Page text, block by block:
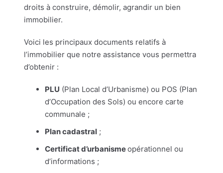
droits à construire, démolir, agrandir un bien
immobilier.
Voici les principaux documents relatifs à
l’immobilier que notre assistance vous permettra
d’obtenir :
PLU (Plan Local d’Urbanisme) ou POS (Plan
d’Occupation des Sols) ou encore carte
communale ;
Plan cadastral ;
Certificat d’urbanismeopérationnel ou
d’informations ;